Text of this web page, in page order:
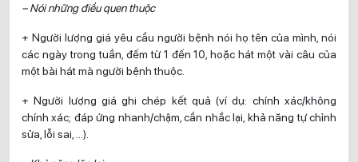
– Nói những điều quen thuộc
+ Người lượng giá yêu cầu người bệnh nói họ tên của mình, nói
các ngày trong tuần, đếm từ 1 đến 10, hoặc hát một vài câu của
một bài hát mà người bệnh thuộc.
+ Người lượng giá ghi chép kết quả (ví dụ: chính xác/không
chính xác; đáp ứng nhanh/chậm, cần nhắc lại, khả năng tự chỉnh
sửa, lỗi sai, …).